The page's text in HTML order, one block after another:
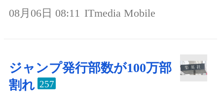
08月06日 08:11 ITmedia Mobile
ジャンプ発行部数が100万部
割れ 257